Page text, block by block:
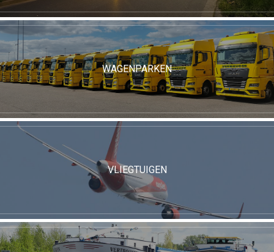
WAGENPARKEN
VLIEGTUIGEN